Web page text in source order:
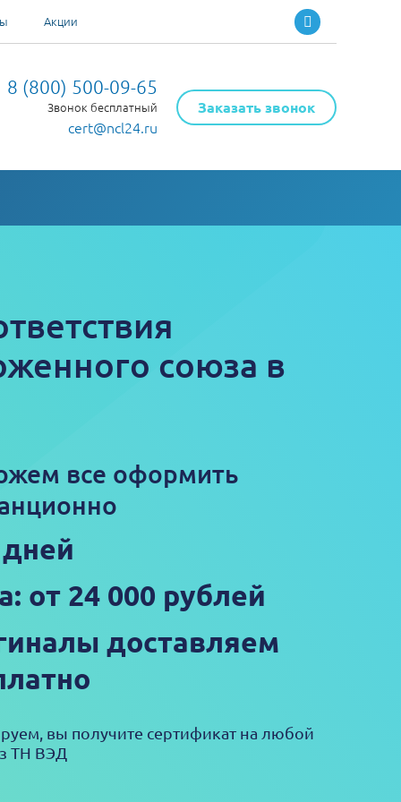
Акции
8 (800) 500-09-65
Звонок бесплатный
cert@ncl24.ru
Заказать звонок
союза в
все оформить
от 24 000 рублей
доставляем
вы получите сертификат на любой
ТН ВЭД